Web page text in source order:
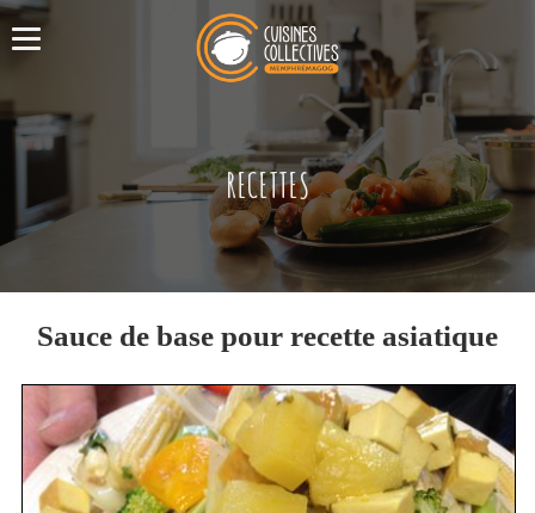
RECETTES
Sauce de base pour recette asiatique